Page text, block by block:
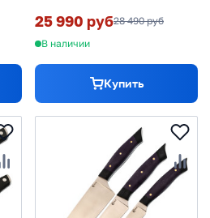
VG-10/дамаск, рукоять G10,
SD-0220
25 990 руб28 490 руб
В наличии
Купить